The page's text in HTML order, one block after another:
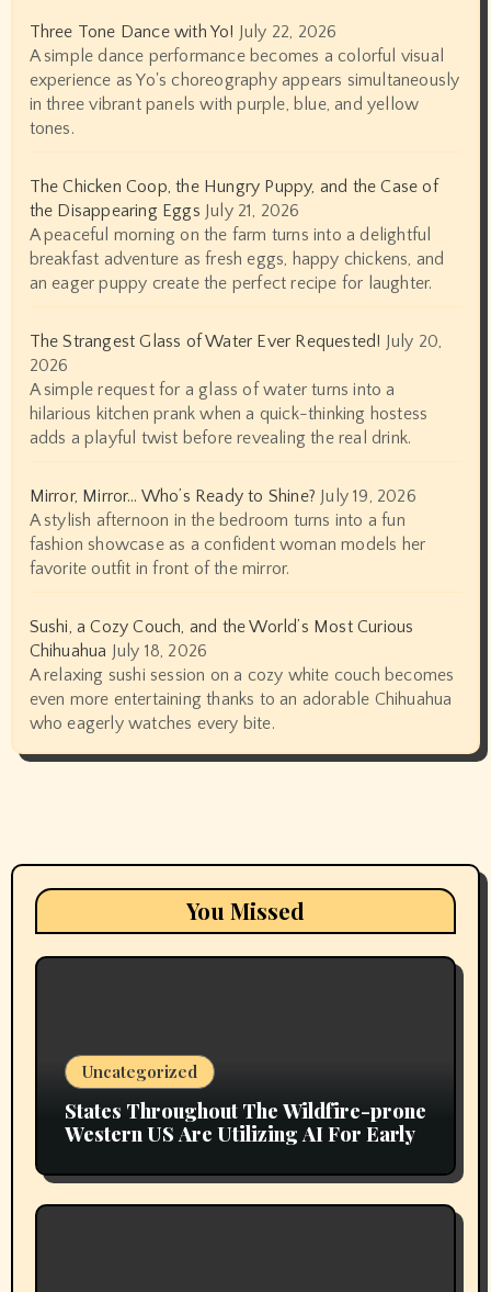
Three Tone Dance with Yo! July 22, 2026
A simple dance performance becomes a colorful visual
experience as Yo's choreography appears simultaneously
in three vibrant panels with purple, blue, and yellow
tones.
The Chicken Coop, the Hungry Puppy, and the Case of
the Disappearing Eggs July 21, 2026
A peaceful morning on the farm turns into a delightful
breakfast adventure as fresh eggs, happy chickens, and
an eager puppy create the perfect recipe for laughter.
The Strangest Glass of Water Ever Requested! July 20,
2026
A simple request for a glass of water turns into a
hilarious kitchen prank when a quick-thinking hostess
adds a playful twist before revealing the real drink.
Mirror, Mirror… Who’s Ready to Shine? July 19, 2026
A stylish afternoon in the bedroom turns into a fun
fashion showcase as a confident woman models her
favorite outfit in front of the mirror.
Sushi, a Cozy Couch, and the World’s Most Curious
Chihuahua July 18, 2026
A relaxing sushi session on a cozy white couch becomes
even more entertaining thanks to an adorable Chihuahua
who eagerly watches every bite.
You Missed
Uncategorized
States Throughout The Wildfire-prone
Western US Are Utilizing AI For Early